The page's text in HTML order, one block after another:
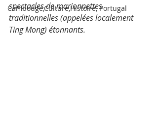
Cambodge,Culture,Histoire, Portugal
spectacles de marionnettes
traditionnelles (appelées localement
Ting Mong) étonnants.